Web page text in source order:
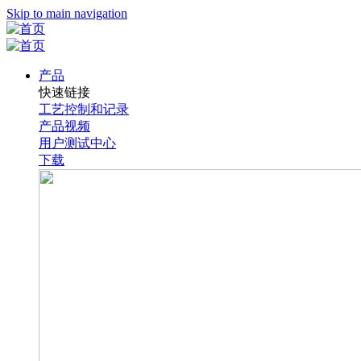
Skip to main navigation
产品
快速链接
工艺控制和记录
产品视频
用户测试中心
下载